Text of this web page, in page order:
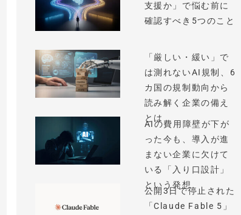
支援か」で悩む前に
確認すべき5つのこと
「厳しい・緩い」で
は測れないAI規制、6
カ国の規制動向から
読み解く企業の備え
とは
AIの費用障壁が下が
った今も、導入が進
まない企業に欠けて
いる「入り口設計」
という発想
公開3日で停止された
「Claude Fable 5」